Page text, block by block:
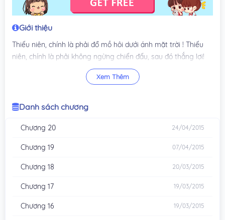
Giới thiệu
Thiếu niên, chính là phải đổ mồ hôi dưới ánh mặt trời ! Thiếu
niên, chính là phải không ngừng chiến đấu, sau đó thắng lợi!
Vô tận thiên lộ cuộc hành trình, vô tận hành trình, chứng kiến
thiếu niên nhiệt huyết và truyền kỳ! Lòng mang dã vọng, liệt
Xem Thêm
Danh sách chương
Chương 20 24/04/2015
Chương 19 07/04/2015
Chương 18 20/03/2015
Chương 17 19/03/2015
Chương 16 19/03/2015